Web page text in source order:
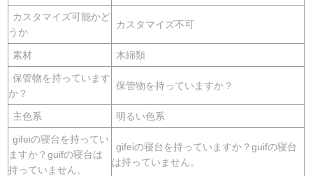
カスタマイズ可能かど
うか
カスタマイズ不可
素材 木綿類
保管物を持っています
か？
保管物を持っていますか？
主色系 明るい色系
gifeiの寝台を持ってい
ますか？guifの寝台は
持っていません。
gifeiの寝台を持っていますか？guifの寝台
は持っていません。